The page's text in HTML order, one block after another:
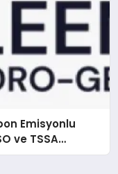
Emisyonlu
ve TSSA